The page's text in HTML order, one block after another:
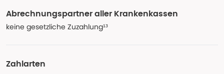
Abrechnungspartner aller Krankenkassen
keine gesetzliche Zuzahlung¹³
Zahlarten